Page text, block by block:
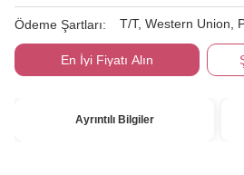
Ödeme Şartları: T/T, Western Union,
En İyi Fiyatı Alın
Ayrıntılı Bilgiler